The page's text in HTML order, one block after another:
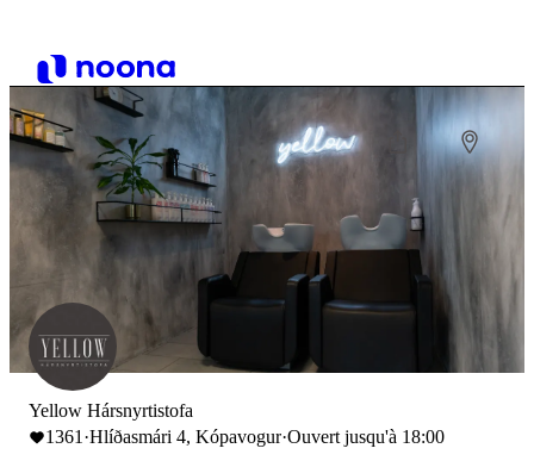
Yellow Hársnyrtistofa
1361 ·Hlíðasmári 4, Kópavogur·Ouvert jusqu'à 18:00